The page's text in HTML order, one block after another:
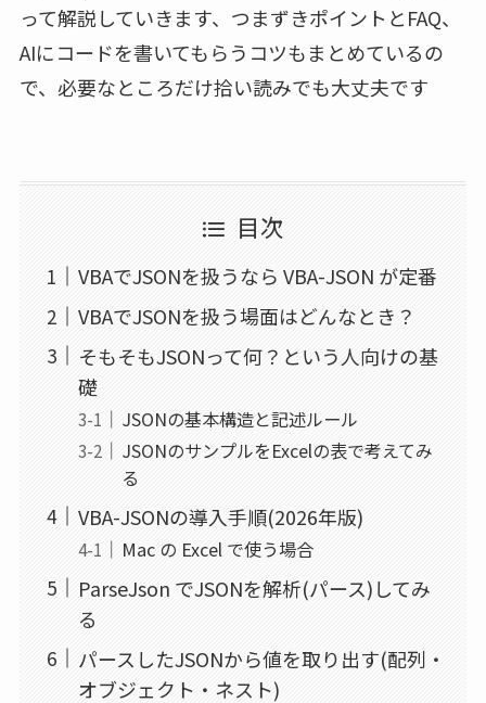
って解説していきます、つまずきポイントとFAQ、
AIにコードを書いてもらうコツもまとめているの
で、必要なところだけ拾い読みでも大丈夫です
目次
VBAでJSONを扱うなら VBA-JSON が定番
VBAでJSONを扱う場面はどんなとき？
そもそもJSONって何？という人向けの基
礎
JSONの基本構造と記述ルール
JSONのサンプルをExcelの表で考えてみ
る
VBA-JSONの導入手順(2026年版)
Mac の Excel で使う場合
ParseJson でJSONを解析(パース)してみ
る
パースしたJSONから値を取り出す(配列・
オブジェクト・ネスト)